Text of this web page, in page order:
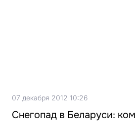
07 декабря 2012 10:26
Снегопад в Беларуси: